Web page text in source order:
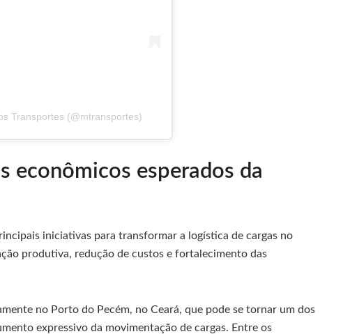
Transportes (@mtransportes)
econômicos esperados da
iniciativas para transformar a logística de cargas no
produtiva, redução de custos e fortalecimento das
no Porto do Pecém, no Ceará, que pode se tornar um dos
expressivo da movimentação de cargas. Entre os